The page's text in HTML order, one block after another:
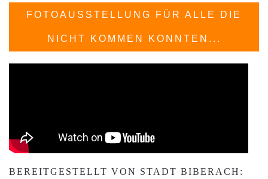
FOTOAUSSTELLUNG FÜR ALLE DIE
NICHT KOMMEN KONNTEN...
BEREITGESTELLT VON STADT BIBERACH: